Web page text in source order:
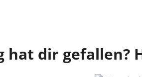
hat dir gefallen?